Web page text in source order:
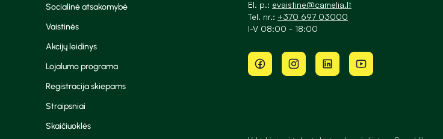
Socialinė atsakomybė
Vaistinės
Akcijų leidinys
Lojalumo programa
Registracija skiepams
Straipsniai
Skaičiuoklės
El. p.: evaistine@camelia.lt
Tel. nr.: +370 697 03000
I-V 08:00 - 18:00